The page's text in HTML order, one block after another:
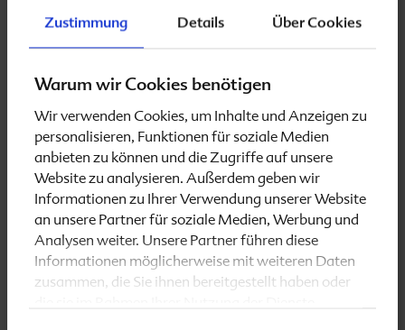
Zustimmung Details Über Cookies
Warum wir Cookies benötigen
Wir verwenden Cookies, um Inhalte und Anzeigen zu
personalisieren, Funktionen für soziale Medien
anbieten zu können und die Zugriffe auf unsere
Website zu analysieren. Außerdem geben wir
Informationen zu Ihrer Verwendung unserer Website
an unsere Partner für soziale Medien, Werbung und
Analysen weiter. Unsere Partner führen diese
Informationen möglicherweise mit weiteren Daten
zusammen, die Sie ihnen bereitgestellt haben oder
) nicht voll „arbeitsfähig“. Dabei ist
eine aktive Folsäure für die Zellteilung und das
Schwangerschaft notwendig.
Da Folsäure und Vitamin B 12„Hand in Hand“
arbeiten, sollte darauf geachtet werden, dass neben
der ausreichenden Versorgung mit Folsäure auch die
benötigte Menge an Vitamin B
12
aufgenommen
wird. Genau deshalb ist inFolio 1 basicundFolio 2
basicdie Folsäure immer mit Vitamin B12
kombiniert.
hauptsächlich in Fleisch, Fisch sowie